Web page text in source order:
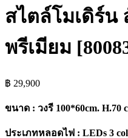
สไตล์โมเดิร์น
พรีเมียม
฿ 29,900
ขนาด : วงรี 100*60cm. H.70
ประเภทหลอดไฟ : LEDs 3